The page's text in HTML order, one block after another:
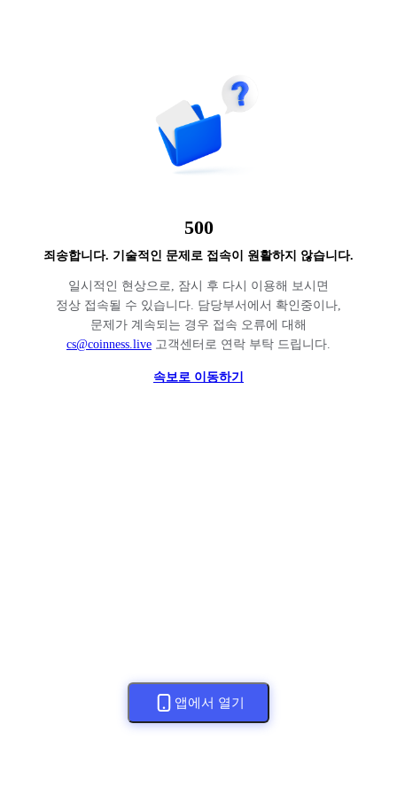
500
죄송합니다. 기술적인 문제로 접속이 원활하지 않습니다.
일시적인 현상으로, 잠시 후 다시 이용해 보시면
정상 접속될 수 있습니다. 담당부서에서 확인중이나,
문제가 계속되는 경우 접속 오류에 대해
cs@coinness.live 고객센터로 연락 부탁 드립니다.
속보로 이동하기
앱에서 열기